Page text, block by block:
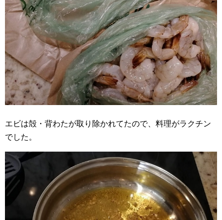
エビは殻・背わたが取り除かれてたので、料理がラクチン
でした。